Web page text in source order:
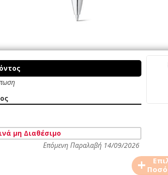
+
μη Διαθέσιμο
Επόμενη Παραλαβή 14/09/2026